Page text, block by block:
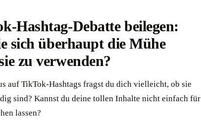
Hashtag-Debatte beilegen:
sich überhaupt die Mühe
zu verwenden?
auf TikTok-Hashtags fragst du dich vielleicht, ob sie
sind? Kannst du deine tollen Inhalte nicht einfach für
lassen?